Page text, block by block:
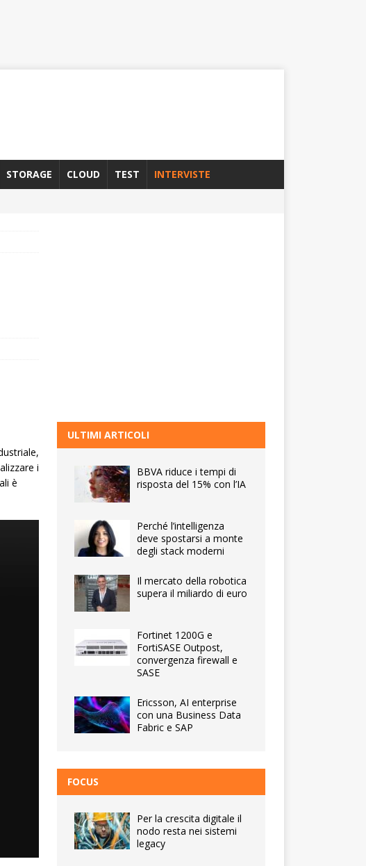
STORAGE CLOUD TEST INTERVISTE
i
è
ULTIMI ARTICOLI
BBVA riduce i tempi di
risposta del 15% con l’IA
Perché l’intelligenza
deve spostarsi a monte
degli stack moderni
Il mercato della robotica
supera il miliardo di euro
Fortinet 1200G e
FortiSASE Outpost,
convergenza firewall e
SASE
Ericsson, AI enterprise
con una Business Data
Fabric e SAP
FOCUS
Per la crescita digitale il
nodo resta nei sistemi
legacy